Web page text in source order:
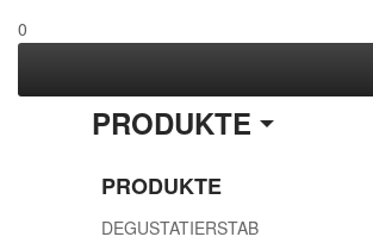
0
PRODUKTE
PRODUKTE
DEGUSTATIERSTAB